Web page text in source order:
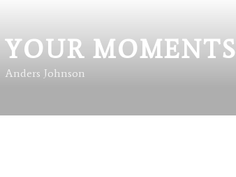
YOUR MOMENTS
Anders Johnson